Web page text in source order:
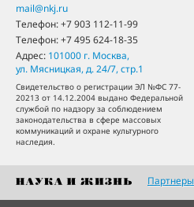
mail@nkj.ru
Телефон:+7 903 112-11-99
Телефон:+7 495 624-18-35
Адрес: 101000 г. Москва,
ул. Мясницкая, д. 24/7, стр.1
Свидетельство о регистрации ЭЛ №ФС 77-
20213 от 14.12.2004 выдано Федеральной
службой по надзору за соблюдением
законодательства в сфере массовых
коммуникаций и охране культурного
наследия.
Партнеры